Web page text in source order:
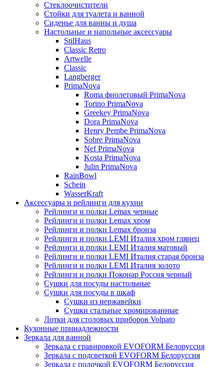
Стеклоочистители
Стойки для туалета и ванной
Сиденье для ванны и душа
Настольные и напольные аксессуары
StilHaus
Classic Retro
Artwelle
Classic
Langberger
PrimaNova
Roma фиолетовый PrimaNova
Torino PrimaNova
Greekey PrimaNova
Dora PrimaNova
Henry Pembe PrimaNova
Sobre PrimaNova
Nef PrimaNova
Kosta PrimaNova
Julin PrimaNova
RainBowl
Schein
WasserKraft
Аксессуары и рейлинги для кухни
Рейлинги и полки Lemax черные
Рейлинги и полки Lemax хром
Рейлинги и полки Lemax бронза
Рейлинги и полки LEMI Италия хром глянец
Рейлинги и полки LEMI Италия матовый
Рейлинги и полки LEMI Италия старая бронза
Рейлинги и полки LEMI Италия золото
Рейлинги и полки Поконар Россия черный
Сушки для посуды настольные
Сушки для посуды в шкаф
Сушки из нержавейки
Сушки стальные хромированные
Лотки для столовых приборов Volpato
Кухонные принадлежности
Зеркала для ванной
Зеркала с гравировкой EVOFORM Белоруссия
Зеркала с подсветкой EVOFORM Белоруссия
Зеркала с полочкой EVOFORM Белоруссия